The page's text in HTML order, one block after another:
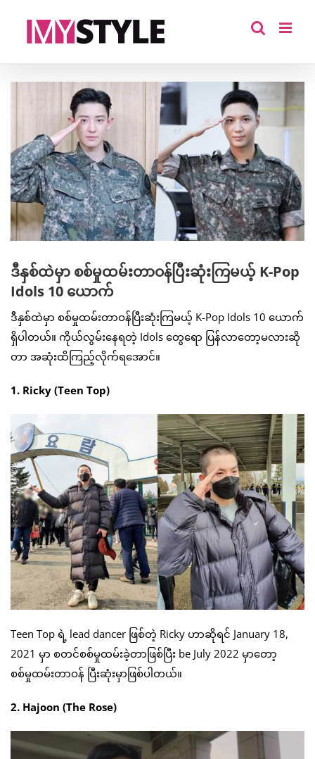
ဒီနှစ်ထဲမှာ စစ်မှုထမ်းတာဝန်ပြီးဆုံးကြမယ့် K-Pop
Idols 10 ယောက်
ဒီနှစ်ထဲမှာ စစ်မှုထမ်းတာဝန်ပြီးဆုံးကြမယ့် K-Pop Idols 10 ယောက်
ရှိပါတယ်။ ကိုယ်လွမ်းနေရတဲ့ Idols တွေရော ပြန်လာတော့မလားဆို
တာ အဆုံးထိကြည့်လိုက်ရအောင်။
1. Ricky (Teen Top)
Teen Top ရဲ့ lead dancer ဖြစ်တဲ့ Ricky ဟာဆိုရင် January 18,
2021 မှာ စတင်စစ်မှုထမ်းခဲ့တာဖြစ်ပြီး be July 2022 မှာတော့
စစ်မှုထမ်းတာဝန် ပြီးဆုံးမှာဖြစ်ပါတယ်။
2. Hajoon (The Rose)